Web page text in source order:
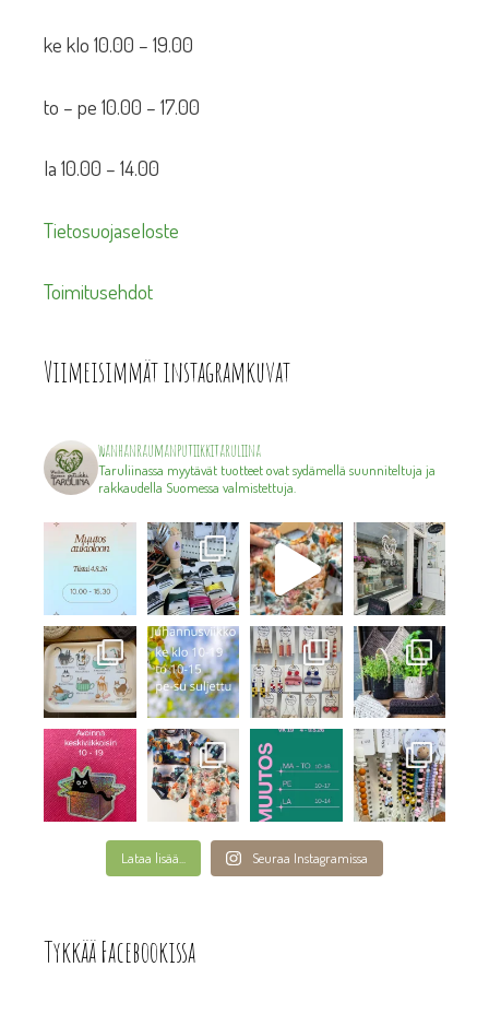
ke klo 10.00 – 19.00
to – pe 10.00 – 17.00
la 10.00 – 14.00
Tietosuojaseloste
Toimitusehdot
Viimeisimmät instagramkuvat
wanhanraumanputiikkitaruliina
Taruliinassa myytävät tuotteet ovat sydämellä suunniteltuja ja
rakkaudella Suomessa valmistettuja.
Lataa lisää... Seuraa Instagramissa
Tykkää Facebookissa